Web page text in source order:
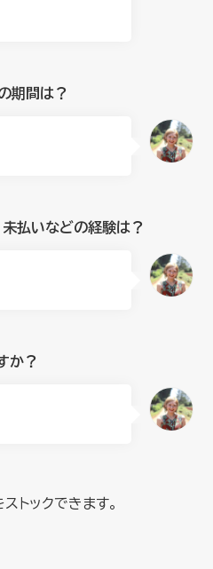
期間は？
未払いなどの経験は？
か？
トックできます。